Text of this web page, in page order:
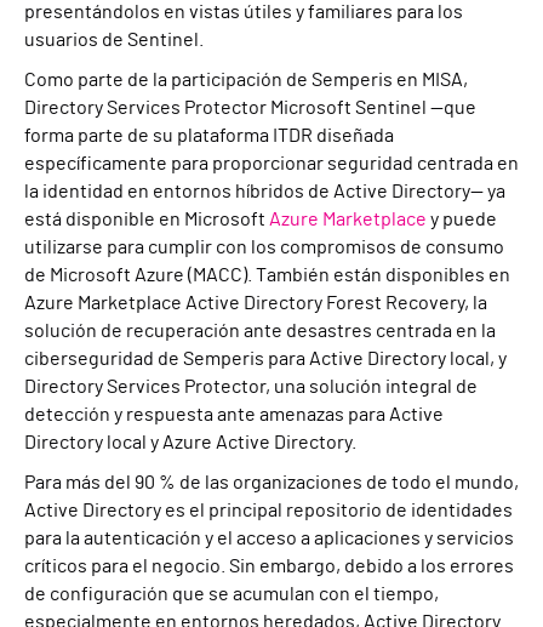
presentándolos en vistas útiles y familiares para los
usuarios de Sentinel.
Como parte de la participación de Semperis en MISA,
Directory Services Protector Microsoft Sentinel —que
forma parte de su plataforma ITDR diseñada
específicamente para proporcionar seguridad centrada en
la identidad en entornos híbridos de Active Directory— ya
está disponible en Microsoft Azure Marketplace y puede
utilizarse para cumplir con los compromisos de consumo
de Microsoft Azure (MACC). También están disponibles en
Azure Marketplace Active Directory Forest Recovery, la
solución de recuperación ante desastres centrada en la
ciberseguridad de Semperis para Active Directory local, y
Directory Services Protector, una solución integral de
detección y respuesta ante amenazas para Active
Directory local y Azure Active Directory.
Para más del 90 % de las organizaciones de todo el mundo,
Active Directory es el principal repositorio de identidades
para la autenticación y el acceso a aplicaciones y servicios
críticos para el negocio. Sin embargo, debido a los errores
de configuración que se acumulan con el tiempo,
especialmente en entornos heredados, Active Directory